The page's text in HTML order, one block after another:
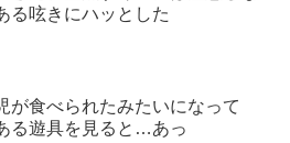
る呟きにハッとした
が食べられたみたいになって
る遊具を見ると…あっ